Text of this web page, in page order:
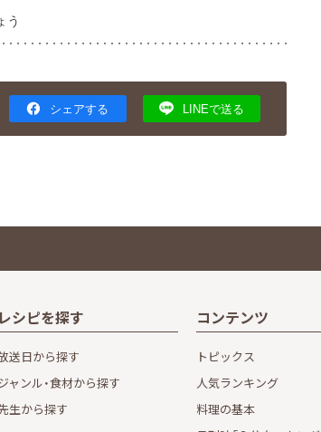
う
シェアする LINEで送る
レシピを探す
送日から探す
ャンル・食材から探す
生から探す
コンテンツ
トピックス
人気ランキング
料理の基本